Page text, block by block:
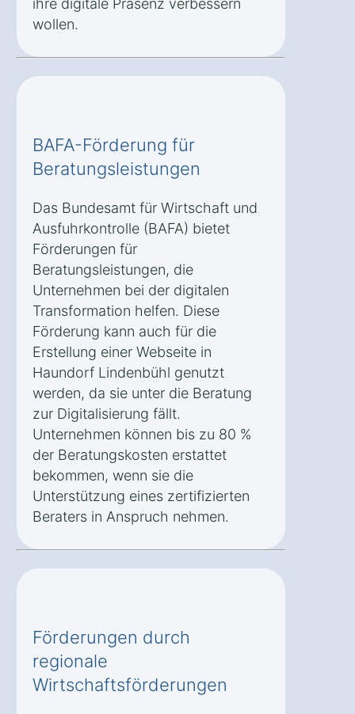
ihre digitale Präsenz verbessern
wollen.
BAFA-Förderung für
Beratungsleistungen
Das Bundesamt für Wirtschaft und
Ausfuhrkontrolle (BAFA) bietet
Förderungen für
Beratungsleistungen, die
Unternehmen bei der digitalen
Transformation helfen. Diese
Förderung kann auch für die
Erstellung einer Webseite in
Haundorf Lindenbühl genutzt
werden, da sie unter die Beratung
zur Digitalisierung fällt.
Unternehmen können bis zu 80 %
der Beratungskosten erstattet
bekommen, wenn sie die
Unterstützung eines zertifizierten
Beraters in Anspruch nehmen.
Förderungen durch
regionale
Wirtschaftsförderungen